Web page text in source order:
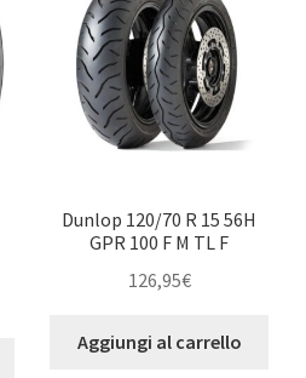
Dunlop 120/70 R 15 56H
GPR 100 F M TL F
126,95€
Aggiungi al carrello